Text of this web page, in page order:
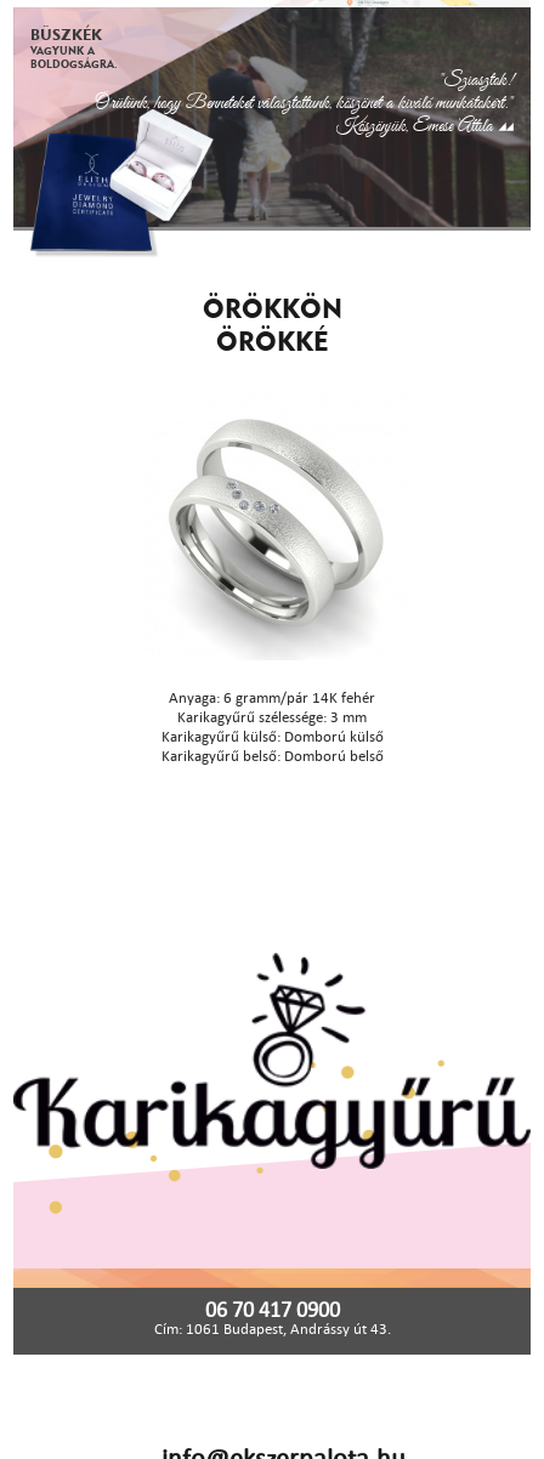
BÜSZKÉK
VAGYUNK A
BOLDOGSÁGRA.
"Sziasztok!
Örülünk, hogy Benneteket választottunk, köszönet a kiváló munkátokért."
Köszönjük, Emese Attila
ÖRÖKKÖN
ÖRÖKKÉ
Anyaga: 6 gramm/pár 14K fehér
Karikagyűrű szélessége: 3 mm
Karikagyűrű külső: Domború külső
Karikagyűrű belső: Domború belső
06 70 417 0900
Cím: 1061 Budapest, Andrássy út 43.